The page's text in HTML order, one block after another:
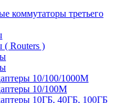
коммутаторы третьего
( Routers )
10/100/1000М
10/100M
10ГБ, 40ГБ, 100ГБ